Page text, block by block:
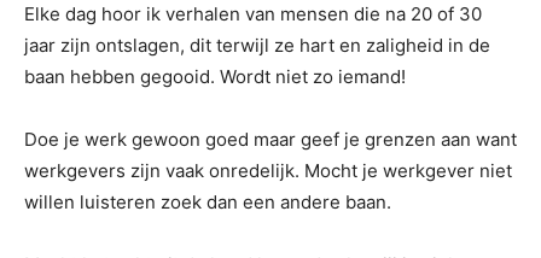
Elke dag hoor ik verhalen van mensen die na 20 of 30
jaar zijn ontslagen, dit terwijl ze hart en zaligheid in de
baan hebben gegooid. Wordt niet zo iemand!
Doe je werk gewoon goed maar geef je grenzen aan want
werkgevers zijn vaak onredelijk. Mocht je werkgever niet
willen luisteren zoek dan een andere baan.